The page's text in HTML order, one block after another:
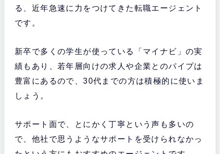
る、近年急速に力をつけてきた転職エージェント
です。
新卒で多くの学生が使っている「マイナビ」の実
績もあり、若年層向けの求人や企業とのパイプは
豊富にあるので、30代までの方は積極的に使いま
しょう。
サポート面で、とにかく丁寧という声も多いの
で、他社で思うようなサポートを受けられなかっ